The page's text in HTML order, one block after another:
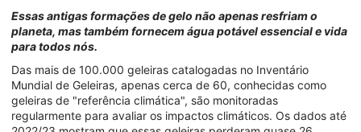
Essasantigas formações de gelo não apenas resfriam o
planeta, mas também fornecem água potável essencial e vida
para todos nós.
Das mais de 100.000 geleiras catalogadas no Inventário
Mundial de Geleiras, apenas cerca de 60, conhecidas como
geleiras de "referência climática", são monitoradas
regularmente para avaliar os impactos climáticos. Os dados até